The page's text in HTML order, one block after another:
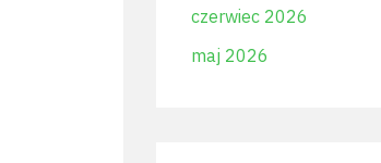
czerwiec 2026
maj 2026